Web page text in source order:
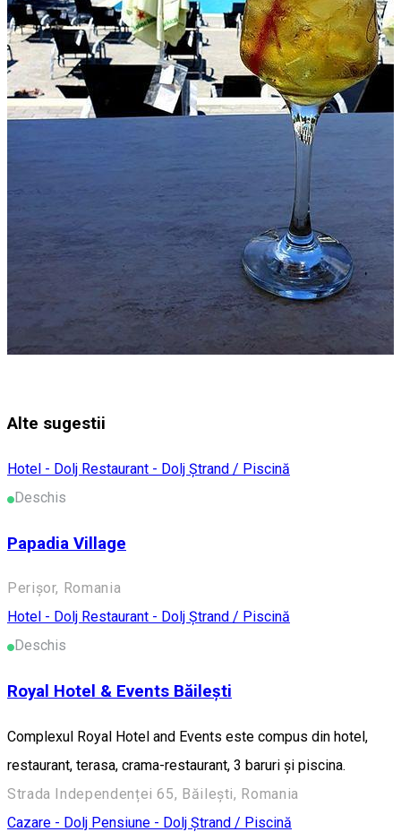
Alte sugestii
Hotel - Dolj Restaurant - Dolj Ștrand / Piscină
Deschis
Papadia Village
Perișor, Romania
Hotel - Dolj Restaurant - Dolj Ștrand / Piscină
Deschis
Royal Hotel & Events Băilești
Complexul Royal Hotel and Events este compus din hotel,
restaurant, terasa, crama-restaurant, 3 baruri și piscina.
Strada Independenței 65, Băilești, Romania
Cazare - Dolj Pensiune - Dolj Ștrand / Piscină